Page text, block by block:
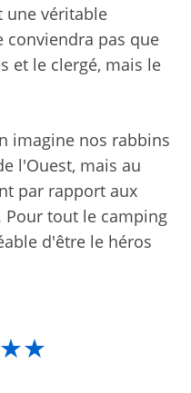
une véritable
conviendra pas que
et le clergé, mais le
imagine nos rabbins
l'Ouest, mais au
par rapport aux
Pour tout le camping
d'être le héros